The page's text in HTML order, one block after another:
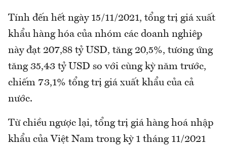
Tính đến hết ngày 15/11/2021, tổng trị giá xuất
khẩu hàng hóa của nhóm các doanh nghiệp
này đạt 207,88 tỷ USD, tăng 20,5%, tương ứng
tăng 35,43 tỷ USD so với cùng kỳ năm trước,
chiếm 73,1% tổng trị giá xuất khẩu của cả
nước.
Từ chiều ngược lại, tổng trị giá hàng hoá nhập
khẩu của Việt Nam trong kỳ 1 tháng 11/2021